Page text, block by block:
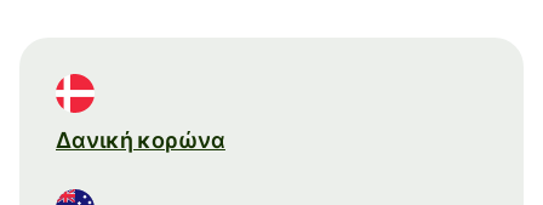
Δανική κορώνα